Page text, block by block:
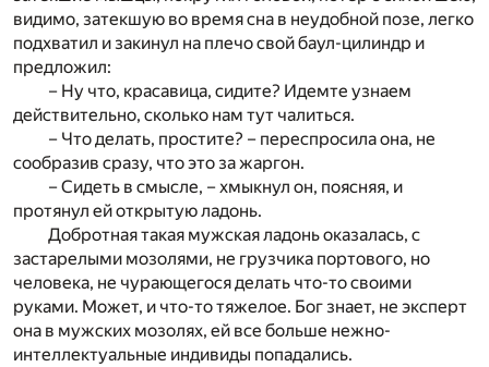
видимо, затекшую во время сна в неудобной позе, легко
подхватил и закинул на плечо свой баул-цилиндр и
предложил:
– Ну что, красавица, сидите? Идемте узнаем
действительно, сколько нам тут чалиться.
– Что делать, простите? – переспросила она, не
сообразив сразу, что это за жаргон.
– Сидеть в смысле, – хмыкнул он, поясняя, и
протянул ей открытую ладонь.
Добротная такая мужская ладонь оказалась, с
застарелыми мозолями, не грузчика портового, но
человека, не чурающегося делать что-то своими
руками. Может, и что-то тяжелое. Бог знает, не эксперт
она в мужских мозолях, ей все больше нежно-
интеллектуальные индивиды попадались.